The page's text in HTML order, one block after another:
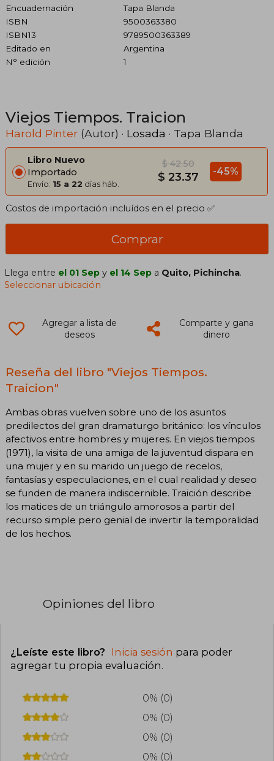
Encuadernación
Tapa Blanda
ISBN
9500363380
ISBN13
9789500363389
Editado en
Argentina
N° edición
1
Viejos Tiempos. Traicion
Harold Pinter (Autor) · Losada · Tapa Blanda
Libro Nuevo
Importado
Envío: 15 a 22 días háb.
$ 42.50
$ 23.37 -45%
Costos de importación incluídos en el precio ✅
Comprar
Llega entre el 01 Sep y el 14 Sep a Quito, Pichincha.
Seleccionar ubicación
Agregar a lista de
deseos
Comparte y gana
dinero
Reseña del libro "Viejos Tiempos.
Traicion"
Ambas obras vuelven sobre uno de los asuntos
predilectos del gran dramaturgo británico: los vínculos
afectivos entre hombres y mujeres. En viejos tiempos
(1971), la visita de una amiga de la juventud dispara en
una mujer y en su marido un juego de recelos,
fantasías y especulaciones, en el cual realidad y deseo
se funden de manera indiscernible. Traición describe
los matices de un triángulo amorosos a partir del
recurso simple pero genial de invertir la temporalidad
de los hechos.
Opiniones del libro
¿Leíste este libro? Inicia sesión para poder
agregar tu propia evaluación.
0% (0)
0% (0)
0% (0)
0% (0)